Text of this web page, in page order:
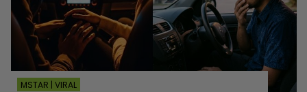
MSTAR | VIRAL